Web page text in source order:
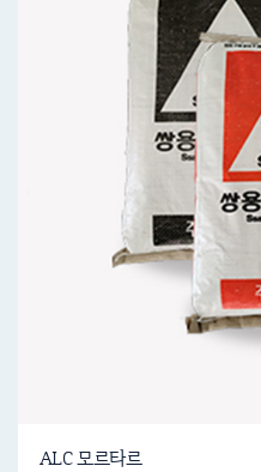
ALC 모르타르